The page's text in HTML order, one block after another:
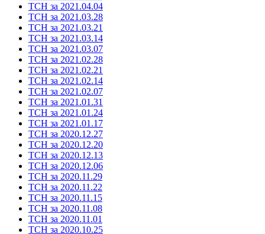
ТСН за 2021.04.04
ТСН за 2021.03.28
ТСН за 2021.03.21
ТСН за 2021.03.14
ТСН за 2021.03.07
ТСН за 2021.02.28
ТСН за 2021.02.21
ТСН за 2021.02.14
ТСН за 2021.02.07
ТСН за 2021.01.31
ТСН за 2021.01.24
ТСН за 2021.01.17
ТСН за 2020.12.27
ТСН за 2020.12.20
ТСН за 2020.12.13
ТСН за 2020.12.06
ТСН за 2020.11.29
ТСН за 2020.11.22
ТСН за 2020.11.15
ТСН за 2020.11.08
ТСН за 2020.11.01
ТСН за 2020.10.25